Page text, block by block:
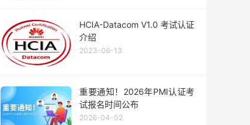
HCIA-Datacom V1.0 考试认证
介绍
2023-06-13
重要通知！2026年PMI认证考
试报名时间公布
2026-04-02